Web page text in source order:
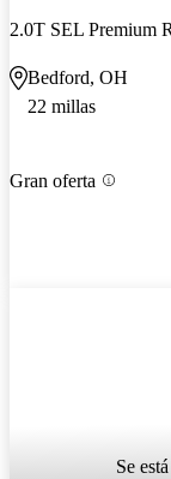
2.0T SEL Premium
Bedford, OH
22 millas
Gran oferta
Se